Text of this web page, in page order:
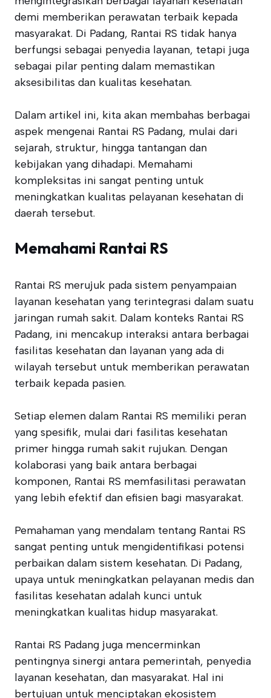
demi memberikan perawatan terbaik kepada
masyarakat. Di Padang, Rantai RS tidak hanya
berfungsi sebagai penyedia layanan, tetapi juga
sebagai pilar penting dalam memastikan
aksesibilitas dan kualitas kesehatan.
Dalam artikel ini, kita akan membahas berbagai
aspek mengenai Rantai RS Padang, mulai dari
sejarah, struktur, hingga tantangan dan
kebijakan yang dihadapi. Memahami
kompleksitas ini sangat penting untuk
meningkatkan kualitas pelayanan kesehatan di
daerah tersebut.
Memahami Rantai RS
Rantai RS merujuk pada sistem penyampaian
layanan kesehatan yang terintegrasi dalam suatu
jaringan rumah sakit. Dalam konteks Rantai RS
Padang, ini mencakup interaksi antara berbagai
fasilitas kesehatan dan layanan yang ada di
wilayah tersebut untuk memberikan perawatan
terbaik kepada pasien.
Setiap elemen dalam Rantai RS memiliki peran
yang spesifik, mulai dari fasilitas kesehatan
primer hingga rumah sakit rujukan. Dengan
kolaborasi yang baik antara berbagai
komponen, Rantai RS memfasilitasi perawatan
yang lebih efektif dan efisien bagi masyarakat.
Pemahaman yang mendalam tentang Rantai RS
sangat penting untuk mengidentifikasi potensi
perbaikan dalam sistem kesehatan. Di Padang,
upaya untuk meningkatkan pelayanan medis dan
fasilitas kesehatan adalah kunci untuk
meningkatkan kualitas hidup masyarakat.
Rantai RS Padang juga mencerminkan
pentingnya sinergi antara pemerintah, penyedia
layanan kesehatan, dan masyarakat. Hal ini
bertujuan untuk menciptakan ekosistem